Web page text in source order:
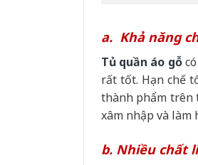
a. Khả năng
Tủ quần áo gỗ
rất tốt. Hạn chế
thành phẩm trên
xâm nhập và làm
b. Nhiều chất